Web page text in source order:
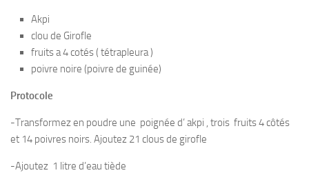
Akpi
clou de Girofle
fruits a 4 cotés ( tétrapleura )
poivre noire (poivre de guinée)
Protocole
-Transformez en poudre une poignée d’ akpi , trois fruits 4 côtés
et 14 poivres noirs. Ajoutez 21 clous de girofle
-Ajoutez 1 litre d’eau tiède